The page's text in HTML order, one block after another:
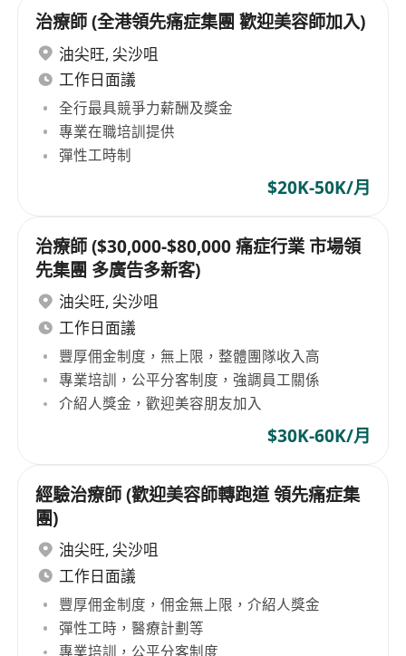
治療師 (全港領先痛症集團 歡迎美容師加入)
油尖旺, 尖沙咀
工作日面議
全行最具競爭力薪酬及獎金
專業在職培訓提供
彈性工時制
$20K-50K/月
治療師 ($30,000-$80,000 痛症行業 市場領
先集團 多廣告多新客)
油尖旺, 尖沙咀
工作日面議
豐厚佣金制度，無上限，整體團隊收入高
專業培訓，公平分客制度，強調員工關係
介紹人獎金，歡迎美容朋友加入
$30K-60K/月
經驗治療師 (歡迎美容師轉跑道 領先痛症集
團)
油尖旺, 尖沙咀
工作日面議
豐厚佣金制度，佣金無上限，介紹人獎金
彈性工時，醫療計劃等
專業培訓，公平分客制度